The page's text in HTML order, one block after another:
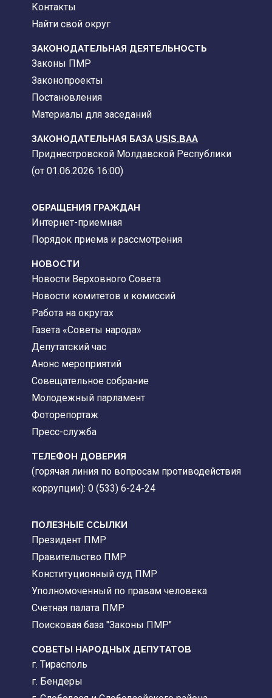
Контакты
Найти свой округ
ЗАКОНОДАТЕЛЬНАЯ ДЕЯТЕЛЬНОСТЬ
Законы ПМР
Законопроекты
Постановления
Материалы для заседаний
ЗАКОНОДАТЕЛЬНАЯ БАЗА USIS.BAA
Приднестровской Молдавской Республики
(от 01.06.2026 16:00)
ОБРАЩЕНИЯ ГРАЖДАН
Интернет-приемная
Порядок приема и рассмотрения
НОВОСТИ
Новости Верховного Совета
Новости комитетов и комиссий
Работа на округах
Газета «Советы народа»
Депутатский час
Анонс мероприятий
Совещательное собрание
Молодежный парламент
Фоторепортаж
Пресс-служба
ТЕЛЕФОН ДОВЕРИЯ
(горячая линия по вопросам противодействия
коррупции): 0 (533) 6-24-24
ПОЛЕЗНЫЕ ССЫЛКИ
Президент ПМР
Правительство ПМР
Конституционный суд ПМР
Уполномоченный по правам человека
Счетная палата ПМР
Поисковая база "Законы ПМР"
СОВЕТЫ НАРОДНЫХ ДЕПУТАТОВ
г. Тирасполь
г. Бендеры